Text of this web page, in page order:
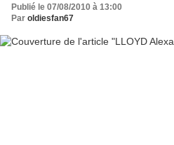
Publié le 07/08/2010 à 13:00
Par oldiesfan67